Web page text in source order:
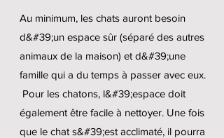
Au minimum, les chats auront besoin
d&#39;un espace sûr (séparé des autres
animaux de la maison) et d&#39;une
famille qui a du temps à passer avec eux.
Pour les chatons, l&#39;espace doit
également être facile à nettoyer. Une fois
que le chat s&#39;est acclimaté, il pourra